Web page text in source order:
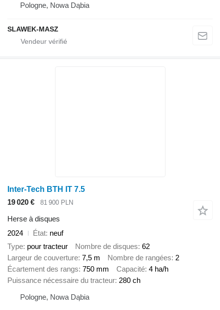
Pologne, Nowa Dąbia
SLAWEK-MASZ
Inter-Tech BTH IT 7.5
19 020 €
81 900 PLN
Herse à disques
2024
État neuf
Type pour tracteur Nombre de disques 62
Largeur de couverture 7,5 m Nombre de rangées 2
Écartement des rangs 750 mm Capacité 4 ha/h
Puissance nécessaire du tracteur 280 ch
Pologne, Nowa Dąbia